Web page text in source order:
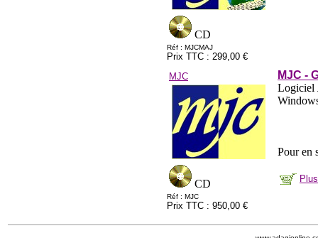
CD
Réf : MJCMAJ
Prix TTC : 299,00 €
MJC
CD
Réf : MJC
Prix TTC : 950,00 €
MJC -
Logiciel
Pour en